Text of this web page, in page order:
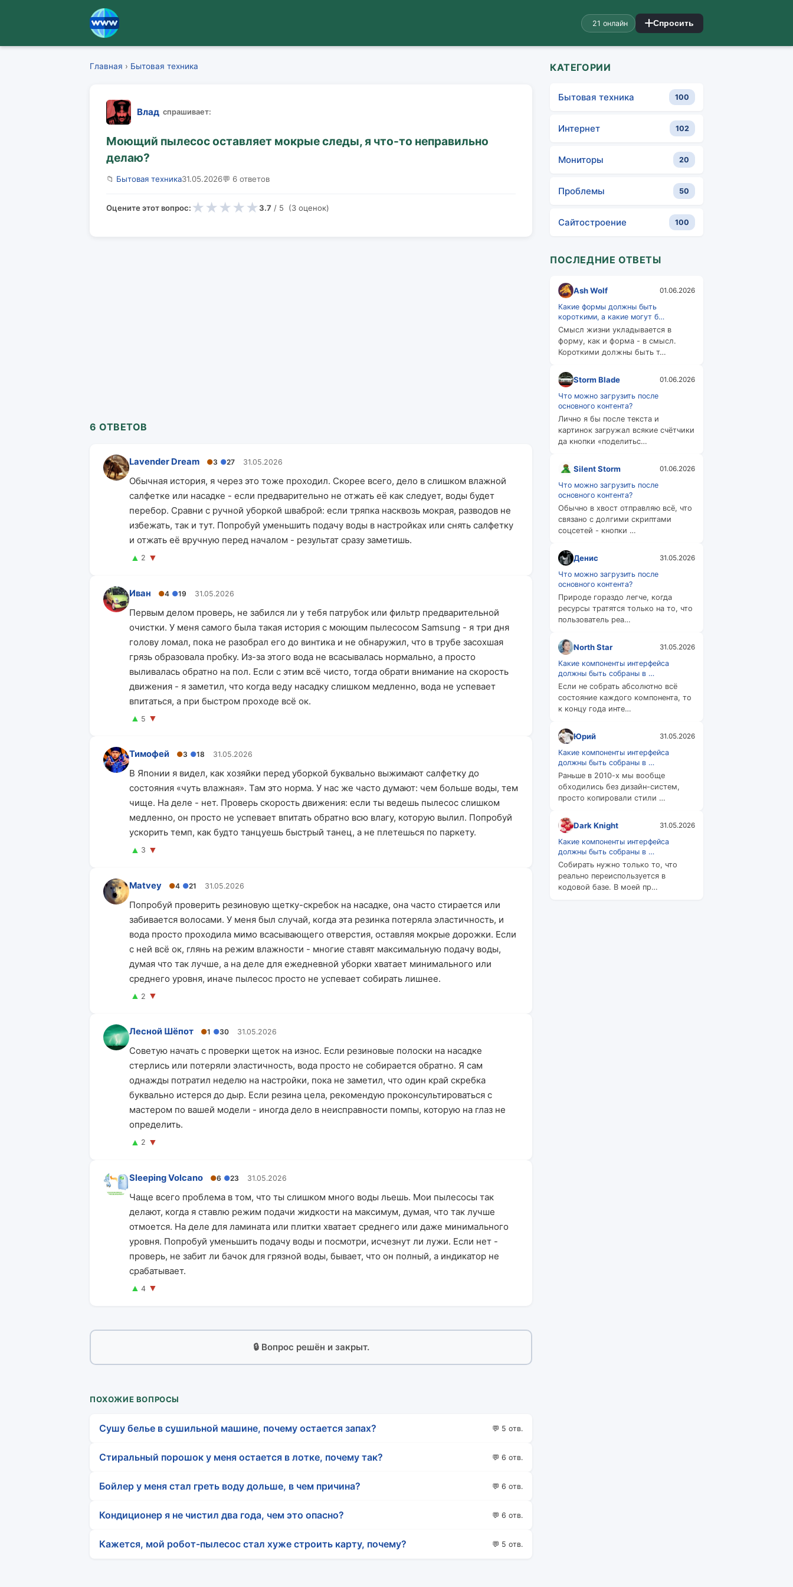
21 онлайн Спросить
Главная › Бытовая техника
Влад спрашивает:
Моющий пылесос оставляет мокрые следы, я что-то неправильно
делаю?
📁 Бытовая техника31.05.2026💬 6 ответов
Оцените этот вопрос: ★ ★ ★ ★ ★3.7 / 5 (3 оценок)
6 ОТВЕТОВ
Lavender Dream ●3 ●27 31.05.2026
Обычная история, я через это тоже проходил. Скорее всего, дело в слишком влажной
салфетке или насадке - если предварительно не отжать её как следует, воды будет
перебор. Сравни с ручной уборкой шваброй: если тряпка насквозь мокрая, разводов не
избежать, так и тут. Попробуй уменьшить подачу воды в настройках или снять салфетку
и отжать её вручную перед началом - результат сразу заметишь.
▲ 2 ▼
Иван ●4 ●19 31.05.2026
Первым делом проверь, не забился ли у тебя патрубок или фильтр предварительной
очистки. У меня самого была такая история с моющим пылесосом Samsung - я три дня
голову ломал, пока не разобрал его до винтика и не обнаружил, что в трубе засохшая
грязь образовала пробку. Из-за этого вода не всасывалась нормально, а просто
выливалась обратно на пол. Если с этим всё чисто, тогда обрати внимание на скорость
движения - я заметил, что когда веду насадку слишком медленно, вода не успевает
впитаться, а при быстром проходе всё ок.
▲ 5 ▼
Тимофей ●3 ●18 31.05.2026
В Японии я видел, как хозяйки перед уборкой буквально выжимают салфетку до
состояния «чуть влажная». Там это норма. У нас же часто думают: чем больше воды, тем
чище. На деле - нет. Проверь скорость движения: если ты ведешь пылесос слишком
медленно, он просто не успевает впитать обратно всю влагу, которую вылил. Попробуй
ускорить темп, как будто танцуешь быстрый танец, а не плетешься по паркету.
▲ 3 ▼
Matvey ●4 ●21 31.05.2026
Попробуй проверить резиновую щетку-скребок на насадке, она часто стирается или
забивается волосами. У меня был случай, когда эта резинка потеряла эластичность, и
вода просто проходила мимо всасывающего отверстия, оставляя мокрые дорожки. Если
с ней всё ок, глянь на режим влажности - многие ставят максимальную подачу воды,
думая что так лучше, а на деле для ежедневной уборки хватает минимального или
среднего уровня, иначе пылесос просто не успевает собирать лишнее.
▲ 2 ▼
Лесной Шёпот ●1 ●30 31.05.2026
Советую начать с проверки щеток на износ. Если резиновые полоски на насадке
стерлись или потеряли эластичность, вода просто не собирается обратно. Я сам
однажды потратил неделю на настройки, пока не заметил, что один край скребка
буквально истерся до дыр. Если резина цела, рекомендую проконсультироваться с
мастером по вашей модели - иногда дело в неисправности помпы, которую на глаз не
определить.
▲ 2 ▼
Sleeping Volcano ●6 ●23 31.05.2026
Чаще всего проблема в том, что ты слишком много воды льешь. Мои пылесосы так
делают, когда я ставлю режим подачи жидкости на максимум, думая, что так лучше
отмоется. На деле для ламината или плитки хватает среднего или даже минимального
уровня. Попробуй уменьшить подачу воды и посмотри, исчезнут ли лужи. Если нет -
проверь, не забит ли бачок для грязной воды, бывает, что он полный, а индикатор не
срабатывает.
▲ 4 ▼
🔒 Вопрос решён и закрыт.
ПОХОЖИЕ ВОПРОСЫ
Сушу белье в сушильной машине, почему остается запах? 💬 5 отв.
Стиральный порошок у меня остается в лотке, почему так? 💬 6 отв.
Бойлер у меня стал греть воду дольше, в чем причина? 💬 6 отв.
Кондиционер я не чистил два года, чем это опасно? 💬 6 отв.
Кажется, мой робот-пылесос стал хуже строить карту, почему? 💬 5 отв.
КАТЕГОРИИ
Бытовая техника 100
Интернет 102
Мониторы 20
Проблемы 50
Сайтостроение 100
ПОСЛЕДНИЕ ОТВЕТЫ
Ash Wolf 01.06.2026
Какие формы должны быть
короткими, а какие могут б…
Смысл жизни укладывается в
форму, как и форма - в смысл.
Короткими должны быть т…
Storm Blade 01.06.2026
Что можно загрузить после
основного контента?
Лично я бы после текста и
картинок загружал всякие счётчики
да кнопки «поделитьс…
Silent Storm 01.06.2026
Что можно загрузить после
основного контента?
Обычно в хвост отправляю всё, что
связано с долгими скриптами
соцсетей - кнопки …
Денис 31.05.2026
Что можно загрузить после
основного контента?
Природе гораздо легче, когда
ресурсы тратятся только на то, что
пользователь реа…
North Star 31.05.2026
Какие компоненты интерфейса
должны быть собраны в …
Если не собрать абсолютно всё
состояние каждого компонента, то
к концу года инте…
Юрий 31.05.2026
Какие компоненты интерфейса
должны быть собраны в …
Раньше в 2010-х мы вообще
обходились без дизайн-систем,
просто копировали стили …
Dark Knight 31.05.2026
Какие компоненты интерфейса
должны быть собраны в …
Собирать нужно только то, что
реально переиспользуется в
кодовой базе. В моей пр…